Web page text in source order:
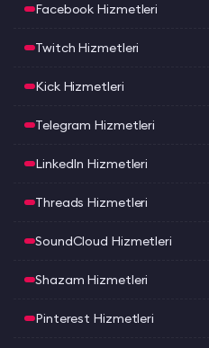
Facebook Hizmetleri
Twitch Hizmetleri
Kick Hizmetleri
Telegram Hizmetleri
LinkedIn Hizmetleri
Threads Hizmetleri
SoundCloud Hizmetleri
Shazam Hizmetleri
Pinterest Hizmetleri